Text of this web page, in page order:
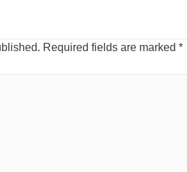
Required fields are marked *